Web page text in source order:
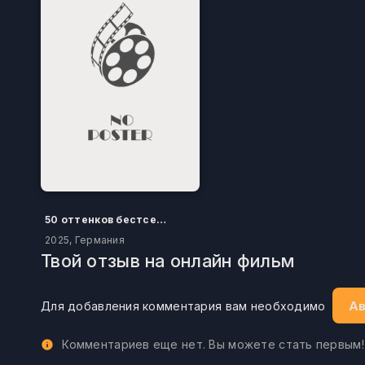
50 оттенков бестселлера
2025, Германия
Твой отзыв на онлайн фильм
Для добавления комментария вам необходимо
Комментариев еще нет. Вы можете стать первым!